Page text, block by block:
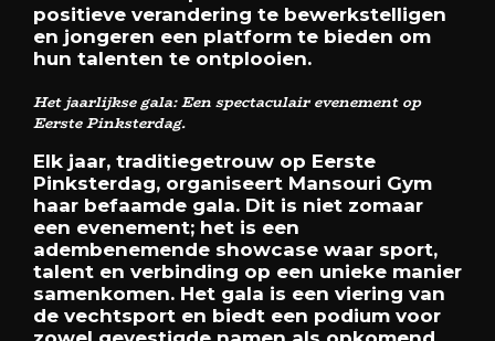
positieve verandering te bewerkstelligen
en jongeren een platform te bieden om
hun talenten te ontplooien.
Het jaarlijkse gala: Een spectaculair evenement op
Eerste Pinksterdag.
Elk jaar, traditiegetrouw op Eerste
Pinksterdag, organiseert Mansouri Gym
haar befaamde gala. Dit is niet zomaar
een evenement; het is een
adembenemende showcase waar sport,
talent en verbinding op een unieke manier
samenkomen. Het gala is een viering van
de vechtsport en biedt een podium voor